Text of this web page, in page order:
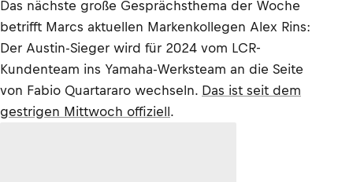
Das nächste große Gesprächsthema der Woche
betrifft Marcs aktuellen Markenkollegen Alex Rins:
Der Austin-Sieger wird für 2024 vom LCR-
Kundenteam ins Yamaha-Werksteam an die Seite
von Fabio Quartararo wechseln. Das ist seit dem
gestrigen Mittwoch offiziell.